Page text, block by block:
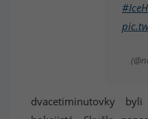
dvacetiminutovky